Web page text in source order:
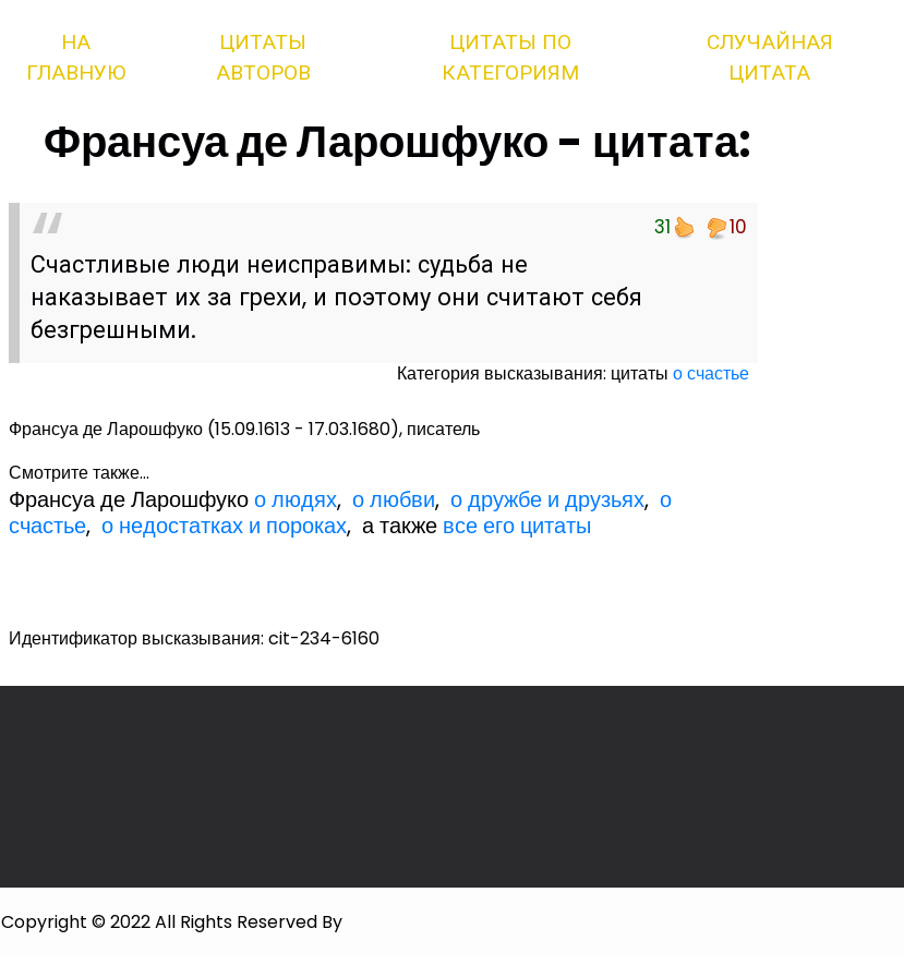
НА
ГЛАВНУЮ
ЦИТАТЫ
АВТОРОВ
ЦИТАТЫ ПО
КАТЕГОРИЯМ
СЛУЧАЙНАЯ
ЦИТАТА
Франсуа де Ларошфуко - цитата:
31 10
Счастливые люди неисправимы: судьба не
наказывает их за грехи, и поэтому они считают себя
безгрешными.
Категория высказывания: цитаты о счастье
Франсуа де Ларошфуко (15.09.1613 - 17.03.1680), писатель
Смотрите также...
Франсуа де Ларошфукоо людях,о любви,о дружбе и друзьях,о
счастье,о недостатках и пороках, а также все его цитаты
Идентификатор высказывания: cit-234-6160
Copyright © 2022 All Rights Reserved By